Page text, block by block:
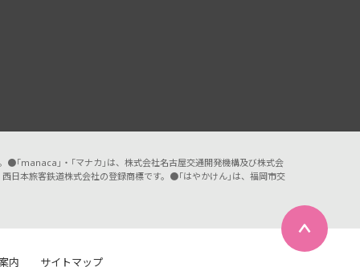
「manaca」・「マナカ」は、株式会社名古屋交通開発機構及び株式会
日本旅客鉄道株式会社の登録商標です。●「はやかけん」は、福岡市交
内 サイトマップ